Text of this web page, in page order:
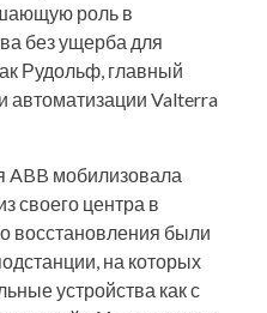
роль в
без ущерба для
Рудольф, главный
автоматизации Valterra
ABB мобилизовала
своего центра в
восстановления были
на которых
устройства как с